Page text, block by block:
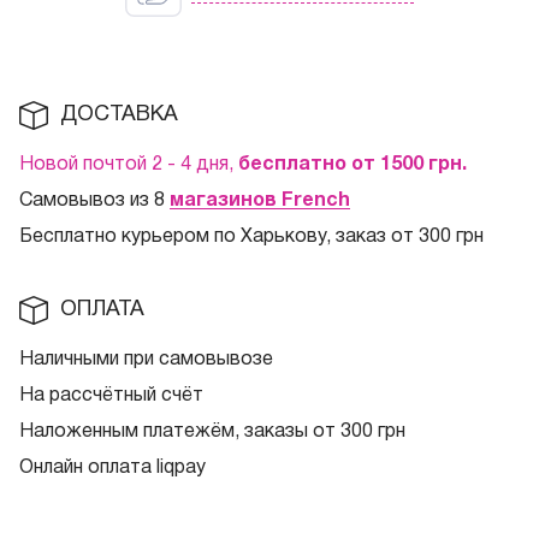
ДОСТАВКА
Новой почтой 2 - 4 дня, бесплатно от 1500 грн.
Самовывоз из 8 магазинов French
Бесплатно курьером по Харькову, заказ от 300 грн
ОПЛАТА
Наличными при самовывозе
На рассчётный счёт
Наложенным платежём, заказы от 300 грн
Онлайн оплата liqpay